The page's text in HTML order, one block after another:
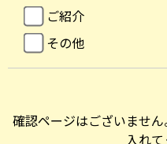
ご紹介
その他
確認ページはございませ
入れて